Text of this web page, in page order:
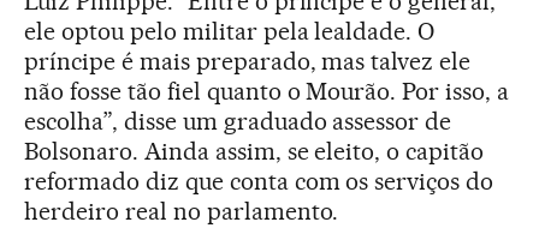
ele optou pelo militar pela lealdade. O
príncipe é mais preparado, mas talvez ele
não fosse tão fiel quanto o Mourão. Por isso, a
escolha”, disse um graduado assessor de
Bolsonaro. Ainda assim, se eleito, o capitão
reformado diz que conta com os serviços do
herdeiro real no parlamento.